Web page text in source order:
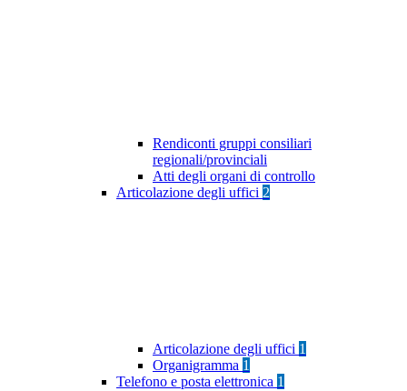
Rendiconti gruppi consiliari
regionali/provinciali
Atti degli organi di controllo
Articolazione degli uffici 2
Articolazione degli uffici 1
Organigramma 1
Telefono e posta elettronica 1